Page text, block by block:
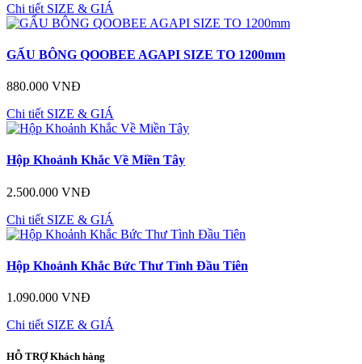
Chi tiết SIZE & GIÁ
GẤU BÔNG QOOBEE AGAPI SIZE TO 1200mm
880.000 VNĐ
Chi tiết SIZE & GIÁ
Hộp Khoảnh Khắc Về Miền Tây
2.500.000 VNĐ
Chi tiết SIZE & GIÁ
Hộp Khoảnh Khắc Bức Thư Tình Đầu Tiên
1.090.000 VNĐ
Chi tiết SIZE & GIÁ
HỖ TRỢKhách hàng